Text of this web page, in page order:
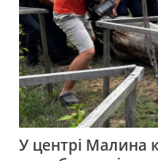
У центрі Малина